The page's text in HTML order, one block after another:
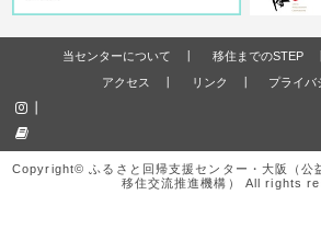
当センターについて 移住までのSTEP
アクセス
リンク プライバ
Copyright© ふるさと回帰支援センター・大阪（公
移住交流推進機構） All rights